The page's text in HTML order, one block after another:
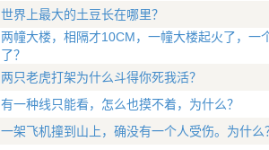
世界上最大的土豆长在哪里？
两幢大楼，相隔才10CM，一幢大楼起火了，一
了？
两只老虎打架为什么斗得你死我活？
有一种线只能看，怎么也摸不着，为什么？
一架飞机撞到山上，确没有一个人受伤。为什么